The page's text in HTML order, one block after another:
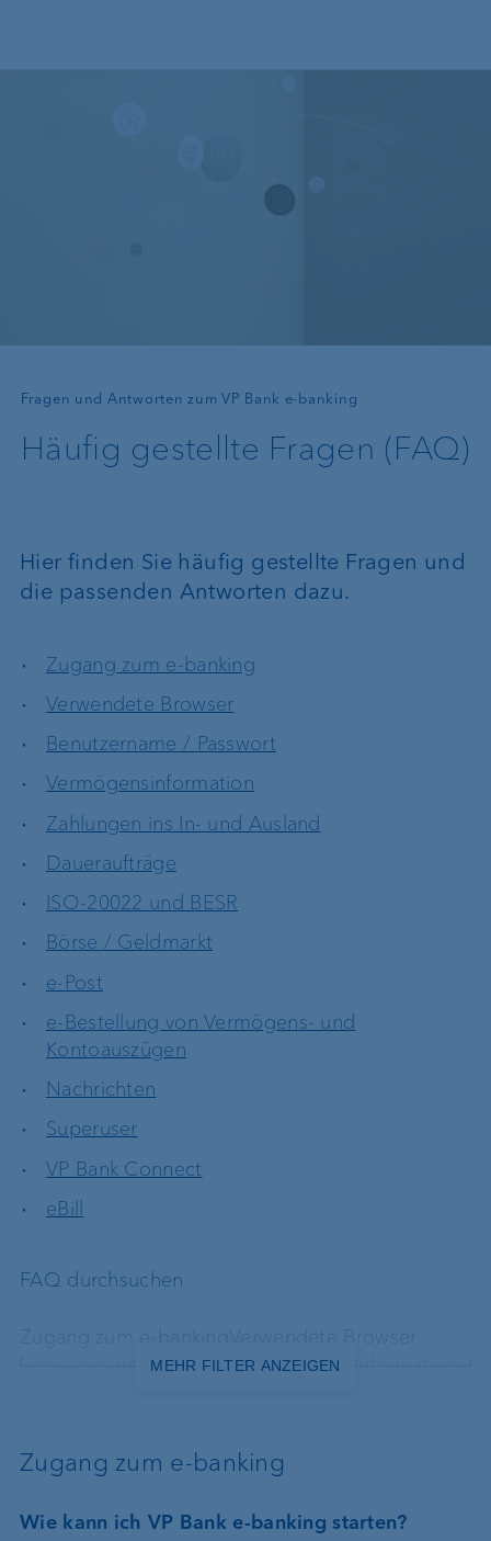
Fragen und Antworten zum VP Bank e-banking
—
Häufig gestellte Fragen (FAQ)
Hier finden Sie häufig gestellte Fragen und
die passenden Antworten dazu.
Zugang zum e-banking
Verwendete Browser
Benutzername / Passwort
Vermögensinformation
Zahlungen ins In- und Ausland
Daueraufträge
ISO-20022 und BESR
Börse / Geldmarkt
e-Post
e-Bestellung von Vermögens- und
Kontoauszügen
Nachrichten
Superuser
VP Bank Connect
eBill
FAQ durchsuchen
Zugang zum e-banking Verwendete Browser
Benutzername / PasswortVermögensinformation
e-Bestellung von Vermögens- und
Kontoauszügen
MEHR FILTER ANZEIGEN
Zugang zum e-banking
Wie kann ich VP Bank e-banking starten?